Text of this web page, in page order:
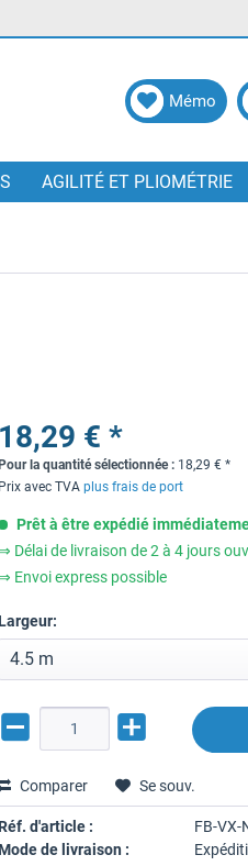
Mémo
AGILITÉ ET PLIOMÉTRIE
18,29 € *
Pour la quantité sélectionnée : 18,29 € *
Prix avec TVAplus frais de port
Prêt à être expédié
Délai de livraison de 2 à 4 jours
Envoi express possible
Comparer Se souv.
d'article :
FB-VX-
de livraison :